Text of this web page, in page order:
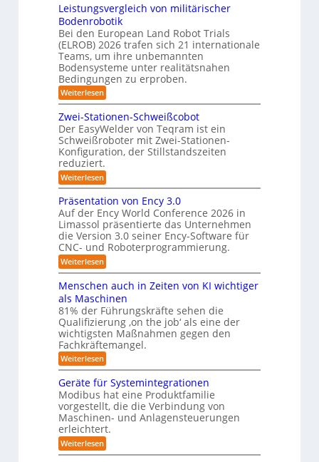
o
b
o
t
e
r
D
-
S
t
e
r
e
o
-
K
a
m
e
r
a
s
y
s
t
e
f
ü
r
R
o
b
o
t
i
k
u
n
d
u
t
t
l
e
-
S
y
s
t
e
f
ü
r
R
e
i
n
r
ä
u
m
e
b
i
s
S
O
-
K
l
Leistungsvergleich von militärischer
Bodenrobotik
Bei den European Land Robot Trials
(ELROB) 2026 trafen sich 21 internationale
Teams, um ihre unbemannten
Bodensysteme unter realitätsnahen
Bedingungen zu erproben.
Weiterlesen:
L
e
i
s
t
u
g
s
v
e
r
g
l
e
i
c
h
v
o
n
m
i
l
i
t
ä
r
i
s
c
h
e
r
B
o
Zwei-Stationen-Schweißcobot
Der EasyWelder von Teqram ist ein
Schweißroboter mit Zwei-Stationen-
Konfiguration, der Stillstandszeiten
reduziert.
Weiterlesen:
Z
w
e
i
-
S
t
a
t
i
o
n
e
n
-
S
c
h
w
i
ß
c
o
b
o
t
Präsentation von Ency 3.0
Auf der Ency World Conference 2026 in
Limassol präsentierte das Unternehmen
die Version 3.0 seiner Ency-Software für
CNC- und Roboterprogrammierung.
Weiterlesen:
P
ä
s
e
n
t
a
t
i
o
n
v
o
n
E
n
c
y
Menschen auch in Zeiten von KI wichtiger
als Maschinen
81% der Führungskräfte sehen die
Qualifizierung ‚on the job‘ als eine der
wichtigsten Maßnahmen gegen den
Fachkräftemangel.
Weiterlesen:
M
n
s
c
h
e
n
a
u
Geräte für Systemintegrationen
Modibus hat eine Produktfamilie
vorgestellt, die die Verbindung von
Maschinen- und Anlagensteuerungen
erleichtert.
Weiterlesen:
G